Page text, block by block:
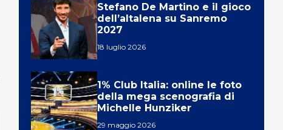
Stefano De Martino e il gioco
dell’altalena su Sanremo
2027
18 luglio 2026
1% Club Italia: online le foto
della mega scenografia di
Michelle Hunziker
29 maggio 2026